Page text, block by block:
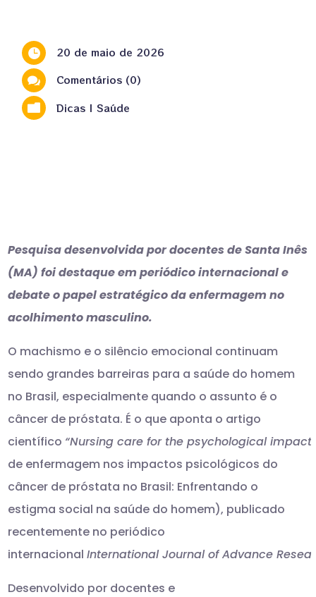
 20 de maio de 2026
 Comentários (0)
 Dicas |Saúde
Pesquisa desenvolvida por docentes de Santa Inês
(MA) foi destaque em periódico internacional e
debate o papel estratégico da enfermagem no
acolhimento masculino.
O machismo e o silêncio emocional continuam
sendo grandes barreiras para a saúde do homem
no Brasil, especialmente quando o assunto é o
câncer de próstata. É o que aponta o artigo
científico “Nursing care for the psychological
de enfermagem nos impactos psicológicos do
câncer de próstata no Brasil: Enfrentando o
estigma social na saúde do homem), publicado
recentemente no periódico
internacionalInternational Journal of Advance
Desenvolvido por docentes e